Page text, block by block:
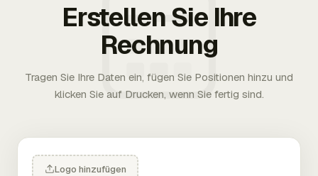
Erstellen Sie Ihre
Rechnung
Tragen Sie Ihre Daten ein, fügen Sie Positionen hinzu und
klicken Sie auf Drucken, wenn Sie fertig sind.
Logo hinzufügen